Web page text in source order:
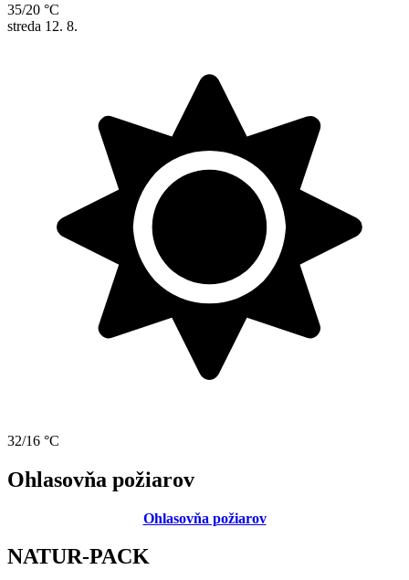
35/20 °C
streda 12. 8.
32/16 °C
Ohlasovňa požiarov
Ohlasovňa požiarov
NATUR-PACK